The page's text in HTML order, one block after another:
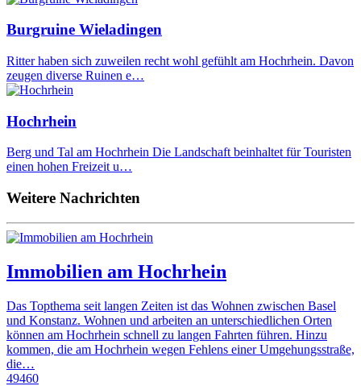
Burgruine Wieladingen
Ritter haben sich zuweilen recht wohl gefühlt am Hochrhein. Davon
zeugen diverse Ruinen e…
Hochrhein
Berg und Tal am Hochrhein Die Landschaft beinhaltet für Touristen
einen hohen Freizeit u…
Weitere Nachrichten
Immobilien am Hochrhein
Das Topthema seit langen Zeiten ist das Wohnen zwischen Basel
und Konstanz. Wohnen und arbeiten an unterschiedlichen Orten
können am Hochrhein schnell zu langen Fahrten führen. Hinzu
kommen, die am Hochrhein wegen Fehlens einer Umgehungsstraße,
die…
49460